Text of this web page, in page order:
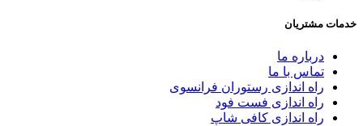
خدمات مشتریان
درباره ما
تماس با ما
راه اندازی رستوران فرانسوی
راه اندازی فست فود
راه اندازی کافی شاپ